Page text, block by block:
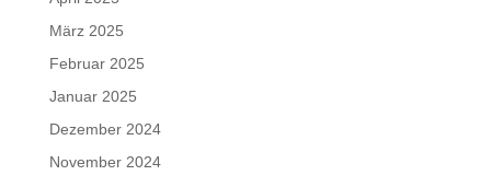
März 2025
Februar 2025
Januar 2025
Dezember 2024
November 2024